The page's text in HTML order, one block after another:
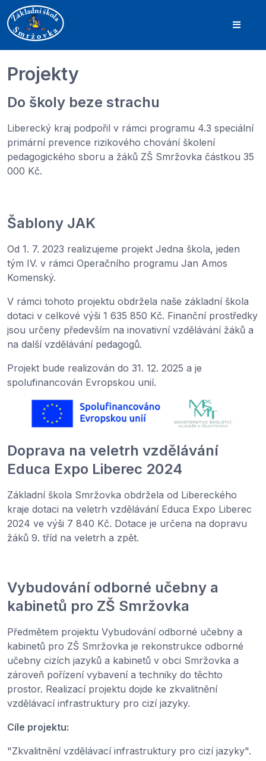
Projekty
Do školy beze strachu
Liberecký kraj podpořil v rámci programu 4.3 speciální
primární prevence rizikového chování školení
pedagogického sboru a žáků ZŠ Smržovka částkou 35
000 Kč.
Šablony JAK
Od 1. 7. 2023 realizujeme projekt Jedna škola, jeden
tým IV. v rámci Operačního programu Jan Amos
Komenský.
V rámci tohoto projektu obdržela naše základní škola
dotaci v celkové výši 1 635 850 Kč. Finanční prostředky
jsou určeny především na inovativní vzdělávání žáků a
na další vzdělávání pedagogů.
Projekt bude realizován do 31. 12. 2025 a je
spolufinancován Evropskou unií.
Doprava na veletrh vzdělávání
Educa Expo Liberec 2024
Základní škola Smržovka obdržela od Libereckého
kraje dotaci na veletrh vzdělávání Educa Expo Liberec
2024 ve výši 7 840 Kč. Dotace je určena na dopravu
žáků 9. tříd na veletrh a zpět.
Vybudování odborné učebny a
kabinetů pro ZŠ Smržovka
Předmětem projektu Vybudování odborné učebny a
kabinetů pro ZŠ Smržovka je rekonstrukce odborné
učebny cizích jazyků a kabinetů v obci Smržovka a
zároveň pořízení vybavení a techniky do těchto
prostor. Realizací projektu dojde ke zkvalitnění
vzdělávací infrastruktury pro cizí jazyky.
Cíle projektu:
"Zkvalitnění vzdělávací infrastruktury pro cizí jazyky".